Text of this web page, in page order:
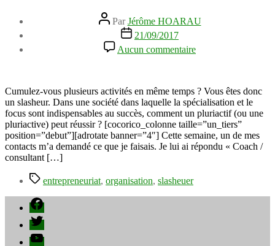
Auteur
de
l’article
ParJérôme HOARAU
Date
l’article
21/09/2017
Aucun commentaire
Comment
on
est
multi-
entrepreneur
/
slasheur
Cumulez-vous plusieurs activités en même temps ? Vous êtes donc
un slasheur. Dans une société dans laquelle la spécialisation et le
focus sont indispensables au succès, comment un pluriactif (ou une
pluriactive) peut réussir ? [cocorico_colonne taille=”un_tiers”
position=”debut”][adrotate banner=”4″] Cette semaine, un de mes
contacts m’a demandé ce que je faisais. Je lui ai répondu « Coach /
consultant […]
Étiquettes
entrepreneuriat, organisation, slasheuer
Facebook
Twitter
YouTube